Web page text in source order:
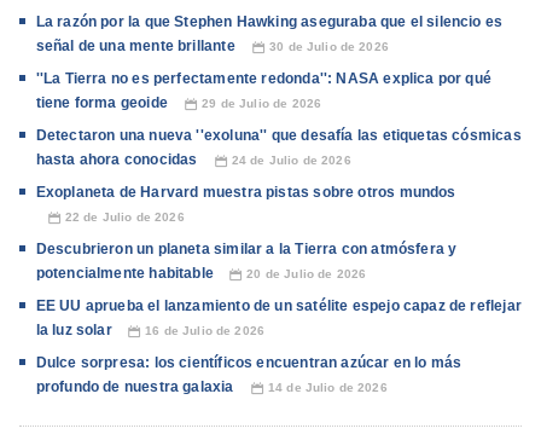
La razón por la que Stephen Hawking aseguraba que el silencio es
señal de una mente brillante
📅 30 de Julio de 2026
''La Tierra no es perfectamente redonda'': NASA explica por qué
tiene forma geoide
📅 29 de Julio de 2026
Detectaron una nueva ''exoluna'' que desafía las etiquetas cósmicas
hasta ahora conocidas
📅 24 de Julio de 2026
Exoplaneta de Harvard muestra pistas sobre otros mundos
📅 22 de Julio de 2026
Descubrieron un planeta similar a la Tierra con atmósfera y
potencialmente habitable
📅 20 de Julio de 2026
EE UU aprueba el lanzamiento de un satélite espejo capaz de reflejar
la luz solar
📅 16 de Julio de 2026
Dulce sorpresa: los científicos encuentran azúcar en lo más
profundo de nuestra galaxia
📅 14 de Julio de 2026